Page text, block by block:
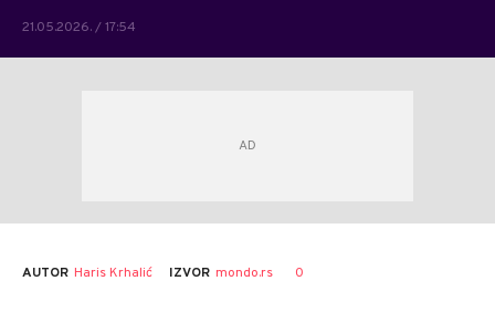
21.05.2026. / 17:54
AUTOR Haris Krhalić IZVOR mondo.rs 0